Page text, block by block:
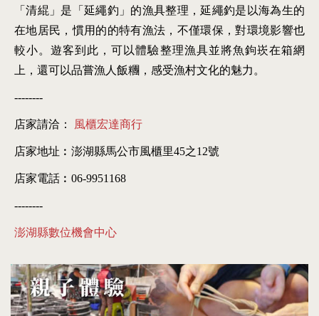
「清緄」是「延繩釣」的漁具整理，延繩釣是以海為生的
在地居民，慣用的的特有漁法，不僅環保，對環境影響也
較小。遊客到此，可以體驗整理漁具並將魚鉤崁在箱網
上，還可以品嘗漁人飯糰，感受漁村文化的魅力。
--------
店家請洽： 風櫃宏達商行
店家地址︰澎湖縣馬公市風櫃里45之12號
店家電話︰06-9951168
--------
澎湖縣數位機會中心